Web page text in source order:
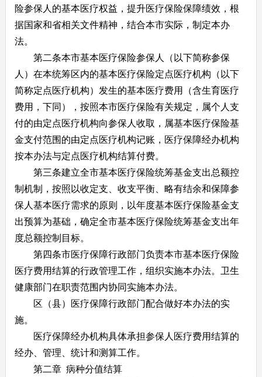
险参保人的基本医疗权益，提升医疗保险保障绩效，根
据国家和省相关文件精神，结合本市实际，制定本办
法。
第二条本市基本医疗保险参保人（以下简称参保
人）在本统筹区内的基本医疗保险定点医疗机构（以下
简称定点医疗机构）发生的基本医疗费用（含生育医疗
费用，下同），按照本市医疗保险有关规定，属个人支
付的由定点医疗机构向参保人收取，属基本医疗保险基
金支付范围的由定点医疗机构记账，医疗保障经办机构
按本办法与定点医疗机构结算付费。
第三条建立全市基本医疗保险统筹基金支出总额控
制机制，按照以收定支、收支平衡、略有结余和保障参
保人基本医疗需求的原则，以年度基本医疗保险基金支
出预算为基础，确定全市基本医疗保险统筹基金支出年
度总额控制目标。
第四条市医疗保障行政部门负责本市基本医疗保险
医疗费用结算的行政管理工作，组织实施本办法。卫生
健康部门在职责范围内协同实施本办法。
区（县）医疗保障行政部门配合做好本办法的实
施。
医疗保障经办机构具体承担参保人医疗费用结算的
经办、管理、统计和测算工作。
第二章 病种分值结算